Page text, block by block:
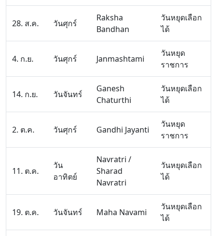
28. ส.ค. วันศุกร์
Raksha
Bandhan
วันหยุดเลือก
ได้
4. ก.ย. วันศุกร์ Janmashtami
วันหยุด
ราชการ
14. ก.ย. วันจันทร์
Ganesh
Chaturthi
วันหยุดเลือก
ได้
2. ต.ค. วันศุกร์ Gandhi Jayanti
วันหยุด
ราชการ
11. ต.ค.
วัน
อาทิตย์
Navratri /
Sharad
Navratri
วันหยุดเลือก
ได้
19. ต.ค. วันจันทร์ Maha Navami
วันหยุดเลือก
ได้